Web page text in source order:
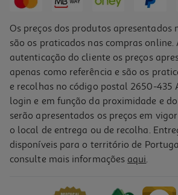
Suporte Para Rolo De Cozinha Actuel Em Inox
Os preços dos produtos apresentados
são os praticados nas compras online.
autenticação do cliente os preços
apenas como referência e são os
e recolhas no código postal 2650-435
login e em função da proximidade e
serão apresentados os preços em
o local de entrega ou de recolha.
disponíveis para o território de
consulte mais informações aqui.